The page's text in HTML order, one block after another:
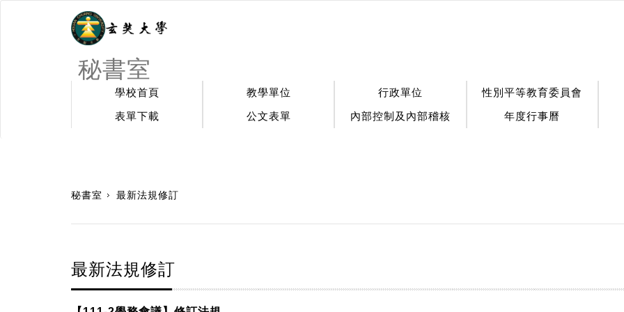
秘書室
學校首頁 教學單位 行政單位
性別平等教育委員會
表單下載
公文表單 內部控制及內部稽核 年度行事曆
秘書室 最新法規修訂
最新法規修訂